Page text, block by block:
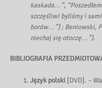
kaskada…”,
szczęśliwi byliśmy i
borów…”) ; Beniowski,
niechaj się otoczę…”).
BIBLIOGRAFIA
Język polski [DVD]. –